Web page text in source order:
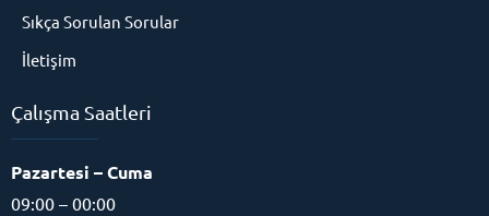
Sıkça Sorulan Sorular
İletişim
Çalışma Saatleri
Pazartesi – Cuma
09:00 – 00:00